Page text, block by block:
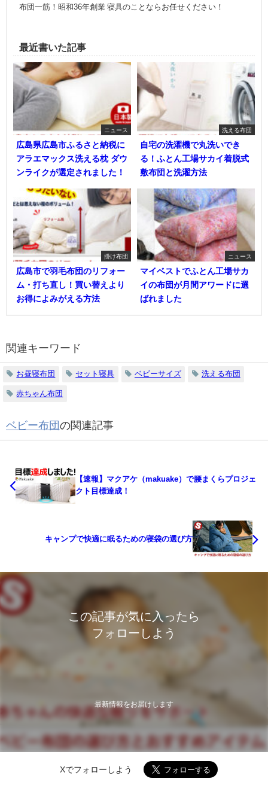
布団一筋！昭和36年創業 寝具のことならお任せください！
最近書いた記事
ニュース
広島県広島市ふるさと納税に
アラエマックス洗える枕 ダウ
ンライクが選定されました！
洗える布団
自宅の洗濯機で丸洗いでき
る！ふとん工場サカイ着脱式
敷布団と洗濯方法
掛け布団
広島市で羽毛布団のリフォー
ム・打ち直し！買い替えより
お得によみがえる方法
ニュース
マイベストでふとん工場サカ
イの布団が月間アワードに選
ばれました
関連キーワード
お昼寝布団 セット寝具 ベビーサイズ 洗える布団
赤ちゃん布団
ベビー布団 の関連記事
【速報】マクアケ（makuake）で腰まくらプロジェ
クト目標達成！
キャンプで快適に眠るための寝袋の選び方
この記事が気に入ったら
フォローしよう
最新情報をお届けします
Xでフォローしよう